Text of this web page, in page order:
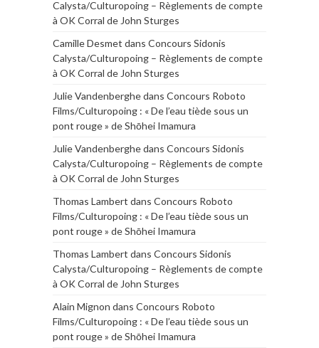
Calysta/Culturopoing – Règlements de compte
à OK Corral de John Sturges
Camille Desmet dans Concours Sidonis
Calysta/Culturopoing – Règlements de compte
à OK Corral de John Sturges
Julie Vandenberghedans Concours Roboto
Films/Culturopoing : « De l’eau tiède sous un
pont rouge » de Shōhei Imamura
Julie Vandenberghedans Concours Sidonis
Calysta/Culturopoing – Règlements de compte
à OK Corral de John Sturges
Thomas Lambert dans Concours Roboto
Films/Culturopoing : « De l’eau tiède sous un
pont rouge » de Shōhei Imamura
Thomas Lambert dans Concours Sidonis
Calysta/Culturopoing – Règlements de compte
à OK Corral de John Sturges
Alain Mignon dans Concours Roboto
Films/Culturopoing : « De l’eau tiède sous un
pont rouge » de Shōhei Imamura